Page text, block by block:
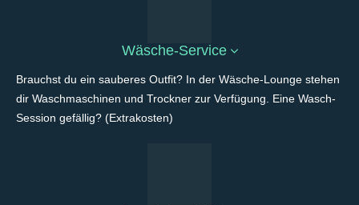
Wäsche-Service
Brauchst du ein sauberes Outfit? In der Wäsche-Lounge stehen
dir Waschmaschinen und Trockner zur Verfügung. Eine Wasch-
Session gefällig? (Extrakosten)